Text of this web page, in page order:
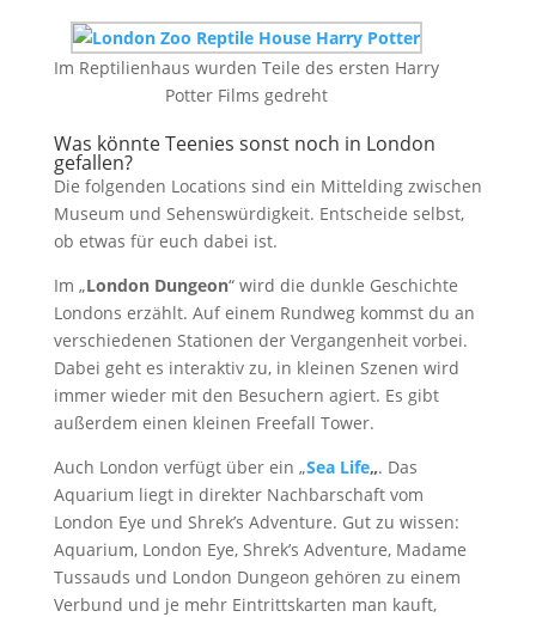
Im Reptilienhaus wurden Teile des ersten Harry
Potter Films gedreht
Was könnte Teenies sonst noch in London
gefallen?
Die folgenden Locations sind ein Mittelding zwischen
Museum und Sehenswürdigkeit. Entscheide selbst,
ob etwas für euch dabei ist.
Im „London Dungeon“ wird die dunkle Geschichte
Londons erzählt. Auf einem Rundweg kommst du an
verschiedenen Stationen der Vergangenheit vorbei.
Dabei geht es interaktiv zu, in kleinen Szenen wird
immer wieder mit den Besuchern agiert. Es gibt
außerdem einen kleinen Freefall Tower.
Auch London verfügt über ein „Sea Life„. Das
Aquarium liegt in direkter Nachbarschaft vom
London Eye und Shrek’s Adventure. Gut zu wissen:
Aquarium, London Eye, Shrek’s Adventure, Madame
Tussauds und London Dungeon gehören zu einem
Verbund und je mehr Eintrittskarten man kauft,